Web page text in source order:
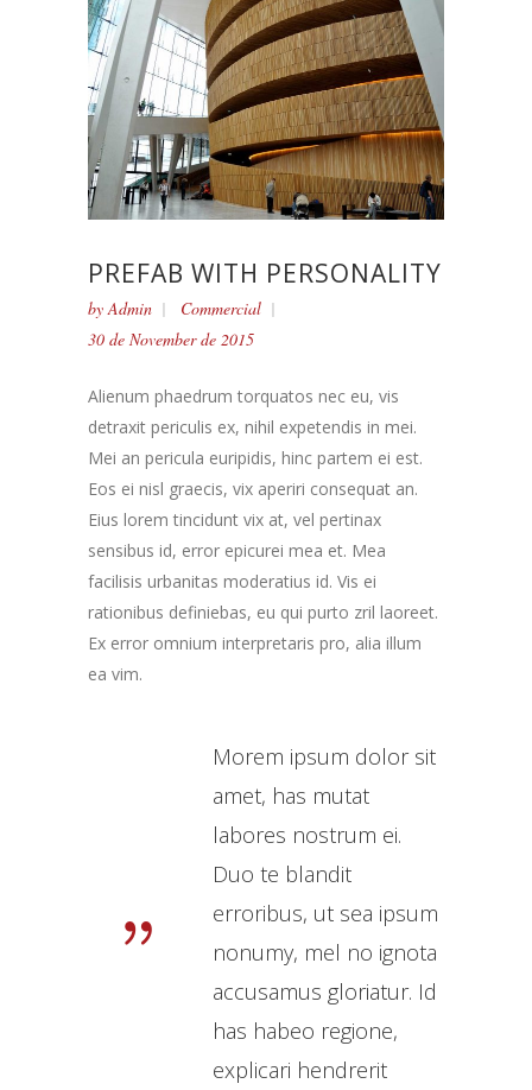
PREFAB WITH PERSONALITY
byAdmin
Commercial
30 de November de 2015
Alienum phaedrum torquatos nec eu, vis
detraxit periculis ex, nihil expetendis in mei.
Mei an pericula euripidis, hinc partem ei est.
Eos ei nisl graecis, vix aperiri consequat an.
Eius lorem tincidunt vix at, vel pertinax
sensibus id, error epicurei mea et. Mea
facilisis urbanitas moderatius id. Vis ei
rationibus definiebas, eu qui purto zril laoreet.
Ex error omnium interpretaris pro, alia illum
ea vim.
Morem ipsum dolor sit
amet, has mutat
labores nostrum ei.
Duo te blandit
erroribus, ut sea ipsum
nonumy, mel no ignota
accusamus gloriatur. Id
has habeo regione,
explicari hendrerit